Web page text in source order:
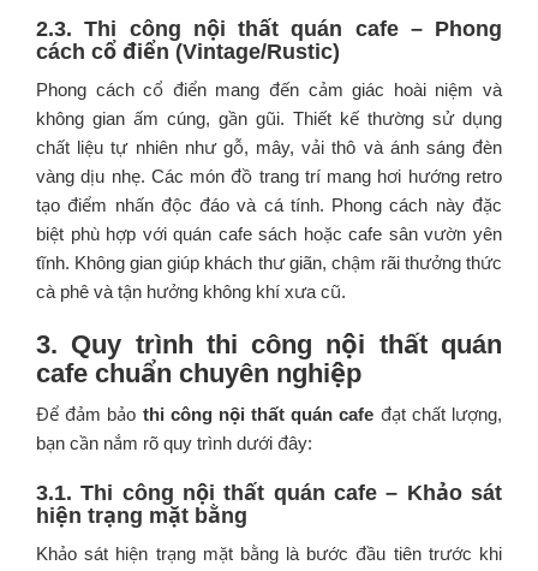
2.3. Thi công nội thất quán cafe – Phong
cách cổ điển (Vintage/Rustic)
Phong cách cổ điển mang đến cảm giác hoài niệm và
không gian ấm cúng, gần gũi. Thiết kế thường sử dụng
chất liệu tự nhiên như gỗ, mây, vải thô và ánh sáng đèn
vàng dịu nhẹ. Các món đồ trang trí mang hơi hướng retro
tạo điểm nhấn độc đáo và cá tính. Phong cách này đặc
biệt phù hợp với quán cafe sách hoặc cafe sân vườn yên
tĩnh. Không gian giúp khách thư giãn, chậm rãi thưởng thức
cà phê và tận hưởng không khí xưa cũ.
3. Quy trình thi công nội thất quán
cafe chuẩn chuyên nghiệp
Để đảm bảo thi công nội thất quán cafe đạt chất lượng,
bạn cần nắm rõ quy trình dưới đây:
3.1. Thi công nội thất quán cafe – Khảo sát
hiện trạng mặt bằng
Khảo sát hiện trạng mặt bằng là bước đầu tiên trước khi